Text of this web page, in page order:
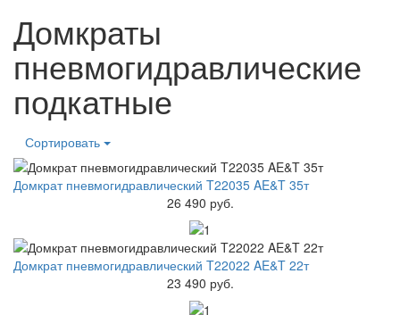
Домкраты
пневмогидравлические
подкатные
Сортировать
Домкрат пневмогидравлический T22035 AE&T 35т
26 490 руб.
Домкрат пневмогидравлический T22022 AE&T 22т
23 490 руб.